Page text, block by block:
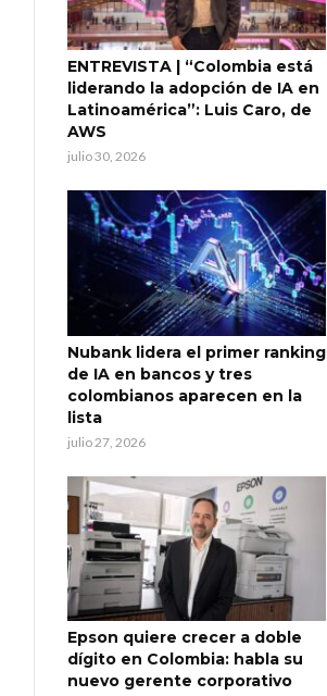
ENTREVISTA | “Colombia está
liderando la adopción de IA en
Latinoamérica”: Luis Caro, de
AWS
julio 30, 2026
Nubank lidera el primer ranking
de IA en bancos y tres
colombianos aparecen en la
lista
julio 27, 2026
Epson quiere crecer a doble
dígito en Colombia: habla su
nuevo gerente corporativo